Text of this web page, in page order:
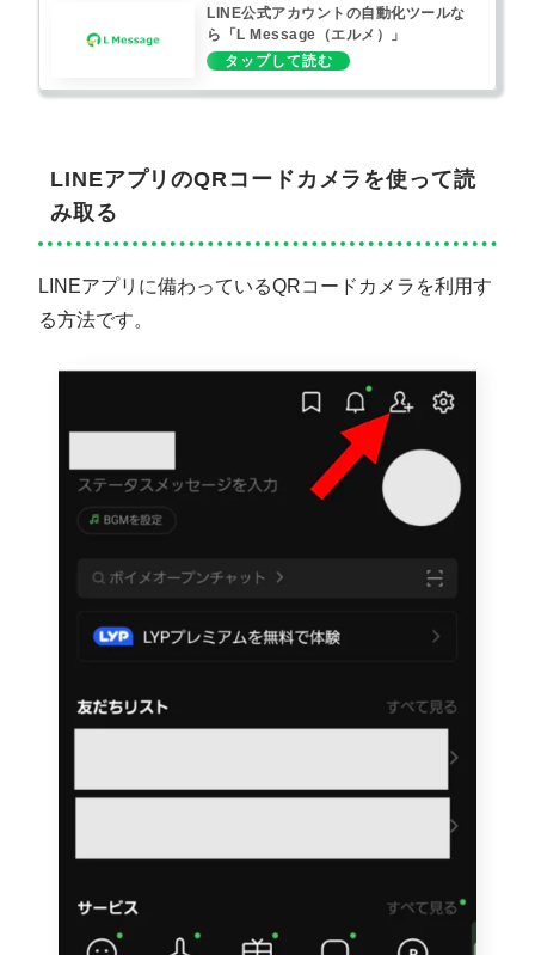
LINE公式アカウントの自動化ツールな
ら「L Message（エルメ）」
LINEアプリのQRコードカメラを使って読
み取る
LINEアプリに備わっているQRコードカメラを利用す
る方法です。